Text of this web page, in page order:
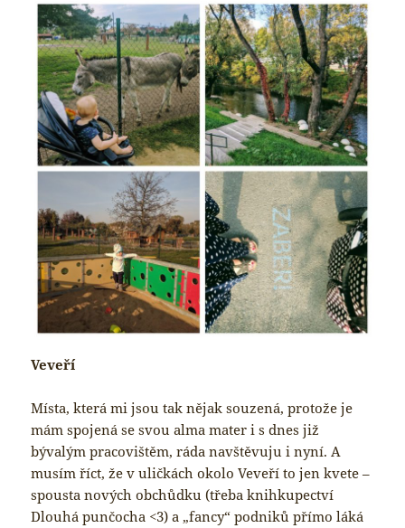
Veveří
Místa, která mi jsou tak nějak souzená, protože je
mám spojená se svou alma mater i s dnes již
bývalým pracovištěm, ráda navštěvuju i nyní. A
musím říct, že v uličkách okolo Veveří to jen kvete –
spousta nových obchůdku (třeba knihkupectví
Dlouhá punčocha <3) a „fancy“ podniků přímo láká